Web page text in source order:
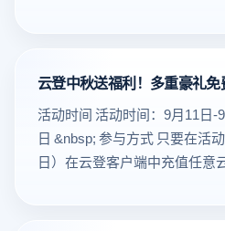
成为您的业务加速神器！双十
业提效降本的黄金窗口——云
福利为矛，助您抢占先机，赢
服24小时在线，解答您的每
大家都可以在新的一年里，更
云登中秋送福利！多重豪礼免
活动时间 活动时间：9月11日-
日 &nbsp; 参与方式 只要在活
日）在云登客户端中充值任意